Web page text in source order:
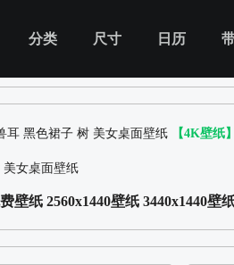
分类 尺寸 日历
耳 黑色裙子 树 美女桌面壁纸 【4K壁纸】
壁纸 2560x1440壁纸 3440x1440壁